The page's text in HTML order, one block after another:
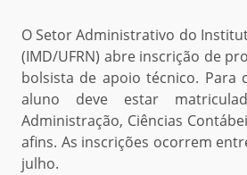
O Setor Administrativo do
(IMD/UFRN) abre inscrição de
bolsista de apoio técnico. Para
aluno deve estar
Administração, Ciências
afins. As inscrições ocorrem
julho.